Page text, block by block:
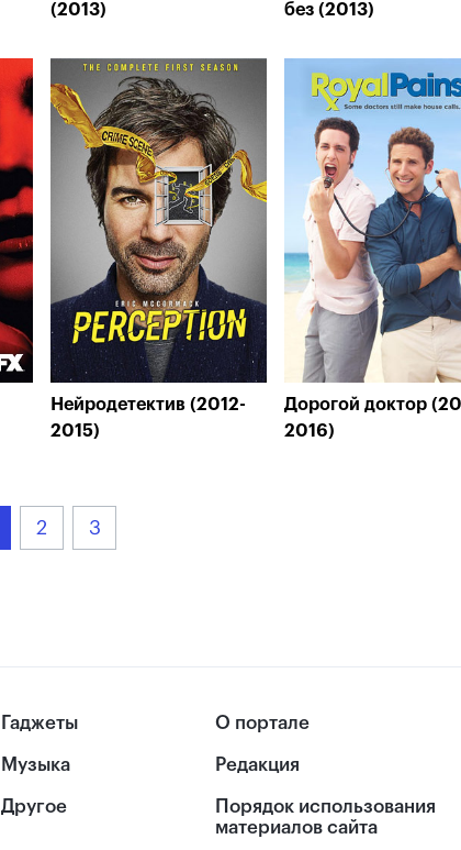
(2013)
без (2013)
Нейродетектив (2012-
2015)
Дорогой доктор
2016)
2 3
Гаджеты
Музыка
Другое
О портале
Редакция
Порядок использования
материалов сайта